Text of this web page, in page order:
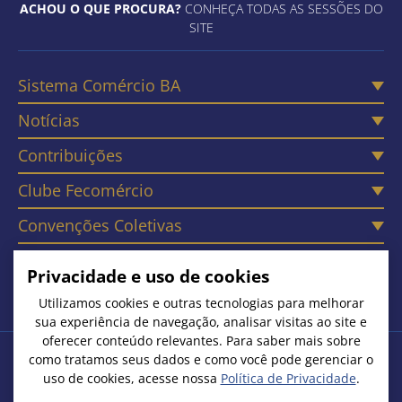
ACHOU O QUE PROCURA?CONHEÇA TODAS AS SESSÕES DO
SITE
Sistema Comércio BA
Notícias
Contribuições
Clube Fecomércio
Convenções Coletivas
Contato
Copyright © 2026. Todos os Direitos Reservados
Federação do Comércio de Bens, Serviços e Turismo do Estado
Privacidade e uso de cookies
Utilizamos cookies e outras tecnologias para melhorar
sua experiência de navegação, analisar visitas ao site e
oferecer conteúdo relevantes. Para saber mais sobre
como tratamos seus dados e como você pode gerenciar o
uso de cookies, acesse nossa Política de Privacidade.